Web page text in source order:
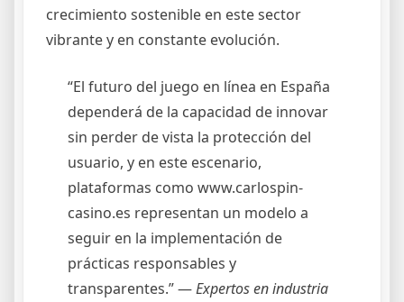
crecimiento sostenible en este sector
vibrante y en constante evolución.
“El futuro del juego en línea en España
dependerá de la capacidad de innovar
sin perder de vista la protección del
usuario, y en este escenario,
plataformas como www.carlospin-
casino.es representan un modelo a
seguir en la implementación de
prácticas responsables y
transparentes.” —Expertos en industria